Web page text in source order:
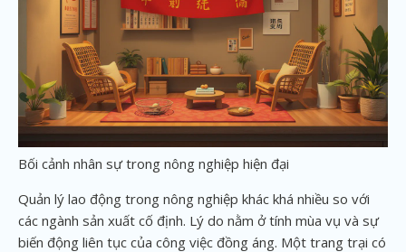
Bối cảnh nhân sự trong nông nghiệp hiện đại
Quản lý lao động trong nông nghiệp khác khá nhiều so với
các ngành sản xuất cố định. Lý do nằm ở tính mùa vụ và sự
biến động liên tục của công việc đồng áng. Một trang trại có